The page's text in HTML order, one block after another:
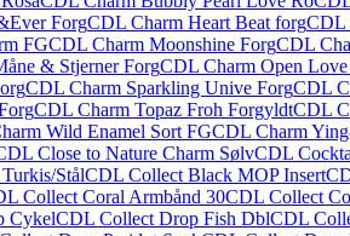
ForgCDL Charm Heart Beat forgCDL
FGCDL Charm Moonshine ForgCDL
& Stjerner ForgCDL Charm Open
CDL Charm Sparkling Unive ForgCDL
CDL Charm Topaz Froh ForgyldtCDL
Wild Enamel Sort FGCDL Charm
Close to Nature Charm SølvCDL
StålCDL Collect Black MOP Insert
Collect Coral Armbånd 30CDL Collect
CykelCDL Collect Drop Fish DblCDL